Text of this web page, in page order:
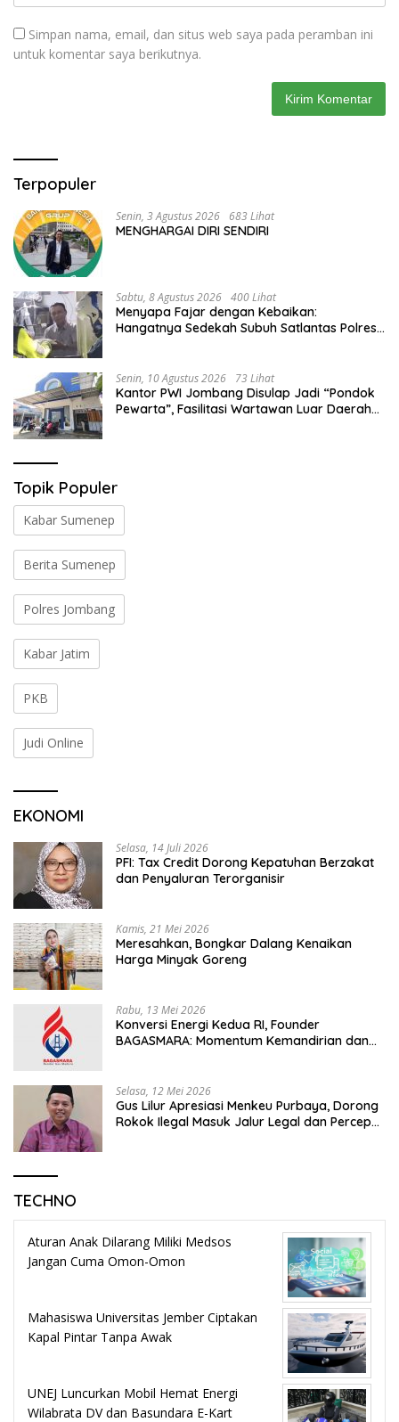
Simpan nama, email, dan situs web saya pada peramban ini
untuk komentar saya berikutnya.
Terpopuler
Senin, 3 Agustus 2026 683 Lihat
MENGHARGAI DIRI SENDIRI
Sabtu, 8 Agustus 2026 400 Lihat
Menyapa Fajar dengan Kebaikan:
Hangatnya Sedekah Subuh Satlantas Polres
Senin, 10 Agustus 2026 73 Lihat
Kantor PWI Jombang Disulap Jadi “Pondok
Pewarta”, Fasilitasi Wartawan Luar Daerah
Topik Populer
Kabar Sumenep
Berita Sumenep
Polres Jombang
Kabar Jatim
PKB
Judi Online
EKONOMI
Selasa, 14 Juli 2026
PFI: Tax Credit Dorong Kepatuhan Berzakat
dan Penyaluran Terorganisir
Kamis, 21 Mei 2026
Meresahkan, Bongkar Dalang Kenaikan
Harga Minyak Goreng
Rabu, 13 Mei 2026
Konversi Energi Kedua RI, Founder
BAGASMARA: Momentum Kemandirian dan
Selasa, 12 Mei 2026
Gus Lilur Apresiasi Menkeu Purbaya, Dorong
Rokok Ilegal Masuk Jalur Legal dan Percepat
TECHNO
Aturan Anak Dilarang Miliki Medsos
Jangan Cuma Omon-Omon
Mahasiswa Universitas Jember Ciptakan
Kapal Pintar Tanpa Awak
UNEJ Luncurkan Mobil Hemat Energi
Wilabrata DV dan Basundara E-Kart